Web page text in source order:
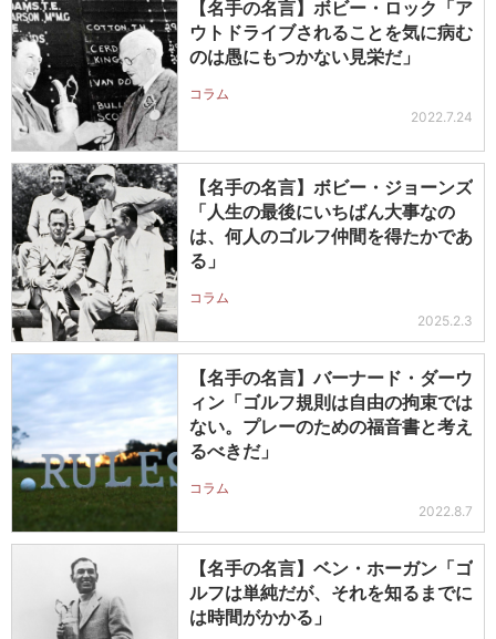
【名手の名言】ボビー・ロック「ア
ウトドライブされることを気に病む
のは愚にもつかない見栄だ」
コラム
2022.7.24
【名手の名言】ボビー・ジョーンズ
「人生の最後にいちばん大事なの
は、何人のゴルフ仲間を得たかであ
る」
コラム
2025.2.3
【名手の名言】バーナード・ダーウ
ィン「ゴルフ規則は自由の拘束では
ない。プレーのための福音書と考え
るべきだ」
コラム
2022.8.7
【名手の名言】ベン・ホーガン「ゴ
ルフは単純だが、それを知るまでに
は時間がかかる」